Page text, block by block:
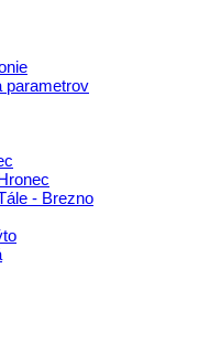
parametrov
- Brezno